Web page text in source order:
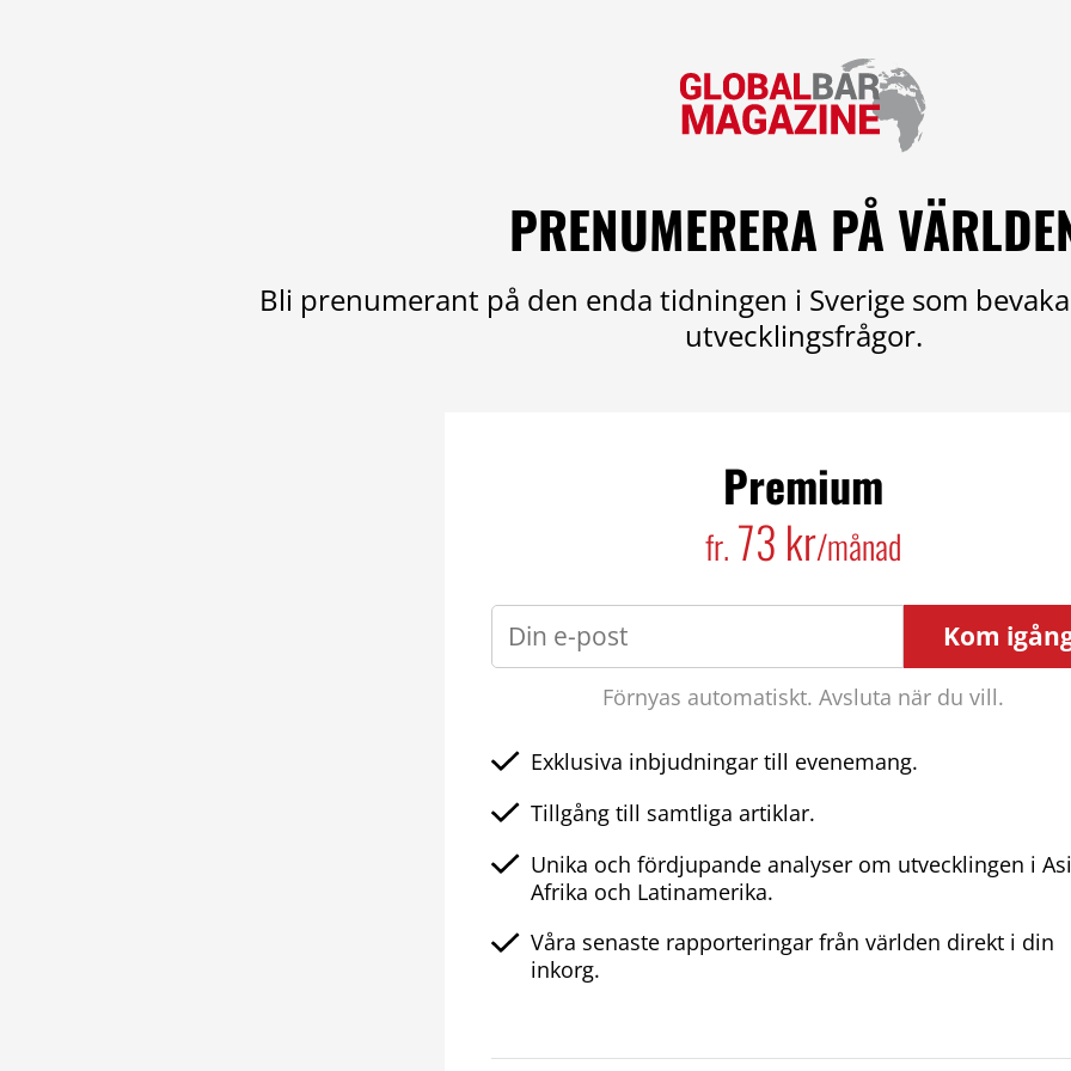
PRENUMERERA PÅ
Bli prenumerant på den enda tidningen i Sverige som
utvecklingsfrågor.
Premium
fr. 73 kr/månad
Kom
Förnyas automatiskt. Avsluta när du vill.
Exklusiva inbjudningar till evenemang.
Tillgång till samtliga artiklar.
Unika och fördjupande analyser om utvecklingen i
Afrika och Latinamerika.
Våra senaste rapporteringar från världen direkt i din
inkorg.